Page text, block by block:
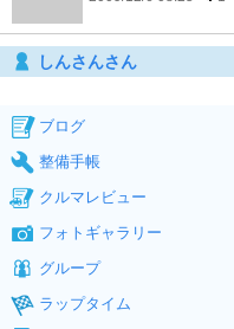
しんさんさん
ブログ
整備手帳
クルマレビュー
フォトギャラリー
グループ
ラップタイム